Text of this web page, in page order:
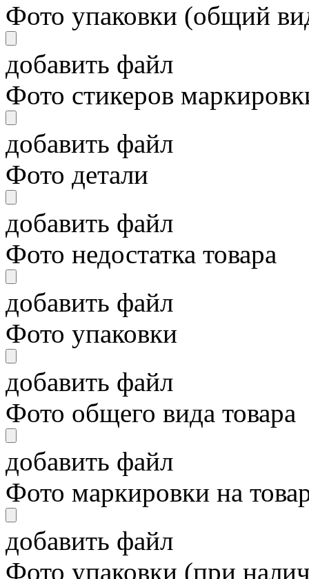
Фото упаковки (общий
добавить файл
Фото стикеров
добавить файл
Фото детали
добавить файл
Фото недостатка товара
добавить файл
Фото упаковки
добавить файл
Фото общего вида товара
добавить файл
Фото маркировки на
добавить файл
Фото упаковки (при